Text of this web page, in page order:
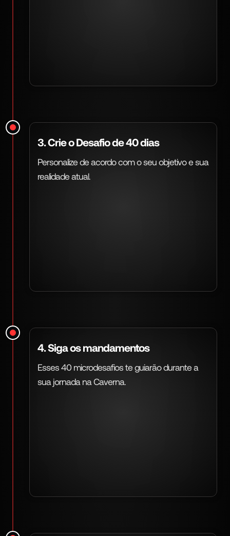
3. Crie o Desafio de 40 dias
Personalize de acordo com o seu objetivo e sua
realidade atual.
4. Siga os mandamentos
Esses 40 microdesafios te guiarão durante a
sua jornada na Caverna.